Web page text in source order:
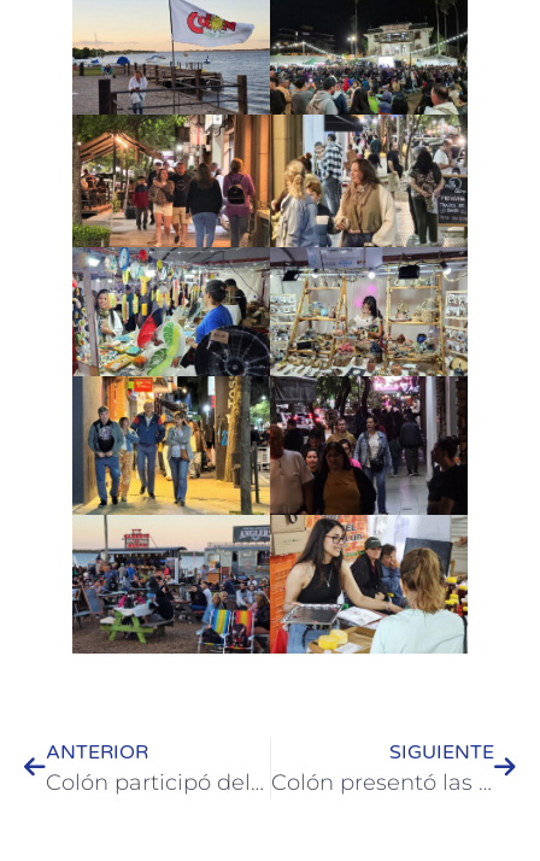
ANTERIOR
Colón participó del del 1er Encuentro de Áreas Naturales Protegidas de Entre Ríos
SIGUIENTE
Colón presentó las etiquetas 2025 en una nueva edición del ciclo Pre-Albores del Vino